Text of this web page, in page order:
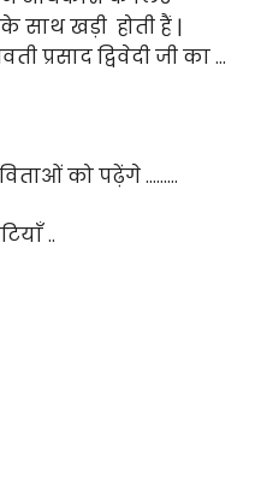
खड़ी होती हैं |
प्रसाद द्विवेदी जी का …
को पढ़ेंगे ………
..